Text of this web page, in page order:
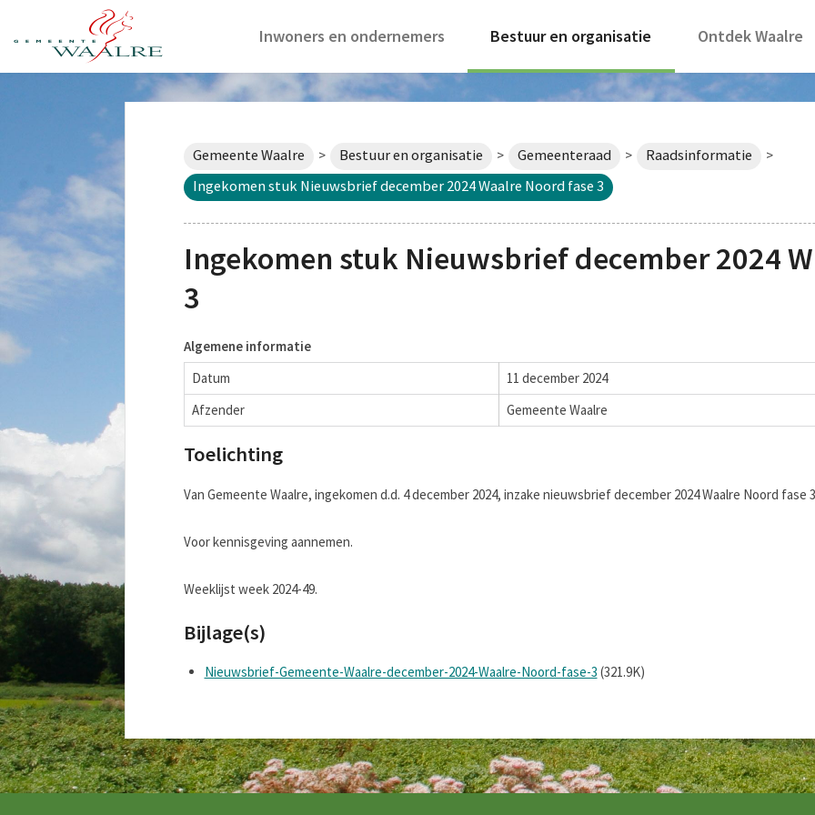
Inwoners en ondernemers Bestuur en organisatie Ontdek Waalre
Gemeente Waalre > Bestuur en organisatie > Gemeenteraad > Raadsinformatie >
Ingekomen stuk Nieuwsbrief december 2024 Waalre Noord fase 3
Ingekomen stuk Nieuwsbrief december 2024
3
Algemene informatie
Datum
11 december 2024
Afzender
Gemeente Waalre
Toelichting
Van Gemeente Waalre, ingekomen d.d. 4 december 2024, inzake nieuwsbrief december 2024 Waalre Noord fase
Voor kennisgeving aannemen.
Weeklijst week 2024-49.
Bijlage(s)
Nieuwsbrief-Gemeente-Waalre-december-2024-Waalre-Noord-fase-3 (321.9K)